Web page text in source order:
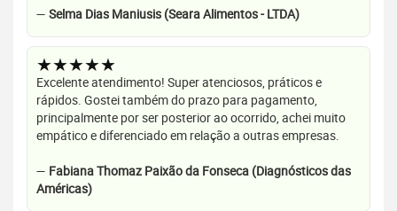
— Selma Dias Maniusis (Seara Alimentos - LTDA)
★★★★★
Excelente atendimento! Super atenciosos, práticos e
rápidos. Gostei também do prazo para pagamento,
principalmente por ser posterior ao ocorrido, achei muito
empático e diferenciado em relação a outras empresas.
— Fabiana Thomaz Paixão da Fonseca (Diagnósticos das
Américas)